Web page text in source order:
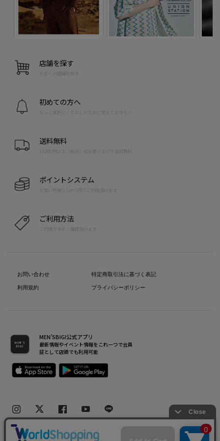
店舗を探す
お近くの店舗を探す
初めての方へ
もっと便利に！たのしむために覚えておきたい
送料無料
10,000円以上（税込）のお買い上げで送料無料
ポイントシステム
お買い物毎に1pt=1円でご利用頂けます
ご利用方法
ご利用方法をご確認頂けます
お問い合わせ
利用規約
特定商取引法に基づく表記
プライバシーポリシー
MEN’SBIGI公式アプリ
最新情報やイベント情報をこれ一つで会員
証として店頭でも利用可能
Copyright(C) Bigi Co.,Ltd.All Rights Reserved.